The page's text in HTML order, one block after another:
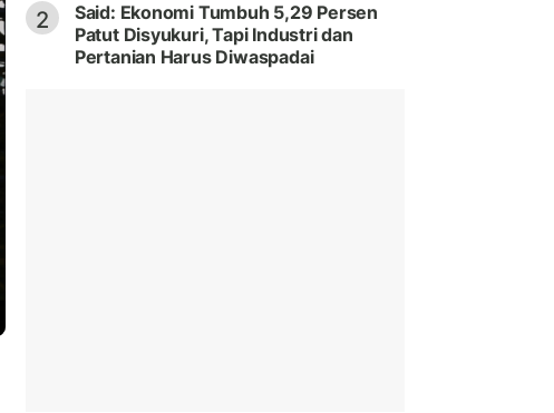
2
Said: Ekonomi Tumbuh 5,29 Persen
Patut Disyukuri, Tapi Industri dan
Pertanian Harus Diwaspadai